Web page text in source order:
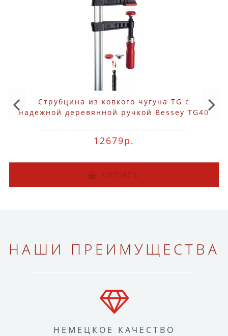
Струбцина из ковкого чугуна TG с
надежной деревянной ручкой Bessey TG40
12679р.
КУПИТЬ
НАШИ ПРЕИМУЩЕСТВА
НЕМЕЦКОЕ КАЧЕСТВО